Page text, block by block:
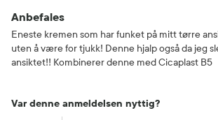
Anbefales
Eneste kremen som har funket på mitt tørre
uten å være for tjukk! Denne hjalp også da jeg
ansiktet!! Kombinerer denne med Cicaplast B5
Var denne anmeldelsen nyttig?